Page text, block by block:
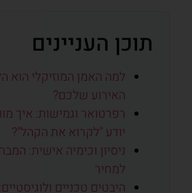
תוכן העניינים
למה האמן המוזיקלי הוא
האירוע שלכם?
רפרטואר וגמישות: איך
יודע "לקרוא את הקהל"?
ניסיון וכימיה אישית:
למחיר
היבטים טכניים